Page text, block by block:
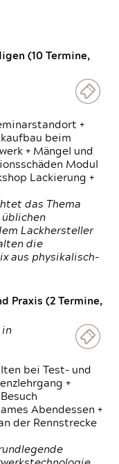
(10 Termine,
+
beim
+ Mängel und
Modul
Lackierung +
das Thema
üblichen
Lackhersteller
die
aus physikalisch-
Praxis (2 Termine,
in
bei Test- und
+
Abendessen +
der Rennstrecke